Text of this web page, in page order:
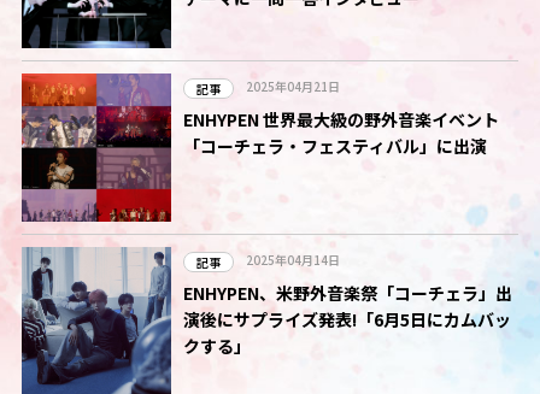
記事 2025年04月21日
ENHYPEN 世界最大級の野外音楽イベント
「コーチェラ・フェスティバル」に出演
記事 2025年04月14日
ENHYPEN、米野外音楽祭「コーチェラ」出
演後にサプライズ発表!「6月5日にカムバッ
クする」